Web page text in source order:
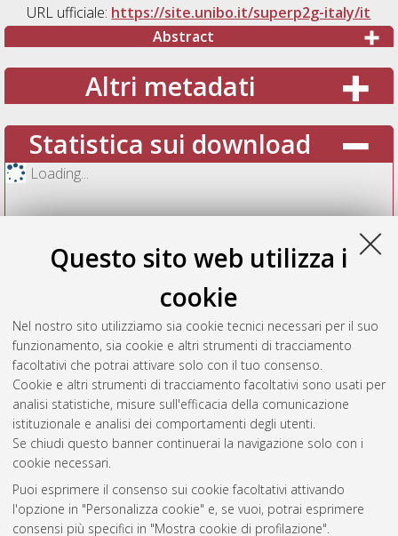
Questo sito web utilizza i
cookie
Nel nostro sito utilizziamo sia cookie tecnici necessari per il suo
funzionamento, sia cookie e altri strumenti di tracciamento
facoltativi che potrai attivare solo con il tuo consenso.
Cookie e altri strumenti di tracciamento facoltativi sono usati per
analisi statistiche, misure sull'efficacia della comunicazione
istituzionale e analisi dei comportamenti degli utenti.
Se chiudi questo banner continuerai la navigazione solo con i
cookie necessari.
Puoi esprimere il consenso sui cookie facoltativi attivando
l'opzione in "Personalizza cookie" e, se vuoi, potrai esprimere
consensi più specifici in "Mostra cookie di profilazione".
URL ufficiale: https://site.unibo.it/superp2g-italy/it
Abstract
Altri metadati
Statistica sui download
Loading...
Vedi altre statistiche
Gestione del documento:
Atom
AMS Acta
ISSN: 2038-7954